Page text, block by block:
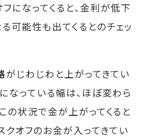
になってくると、金利が低下
可能性も出てくるとのチェッ
がじわじわと上がってきてい
なっている幅は、ほぼ変わら
の状況で金が上がってくると
クオフのお金が入ってきてい